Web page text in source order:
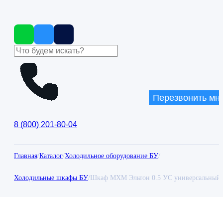
8 (800) 201-80-04
Перезвонить
Главная/Каталог/Холодильное оборудование БУ/
Холодильные шкафы БУ/ Шкаф МХМ Эльтон 0.5 УС универсальный